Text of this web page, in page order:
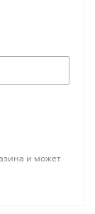
и может